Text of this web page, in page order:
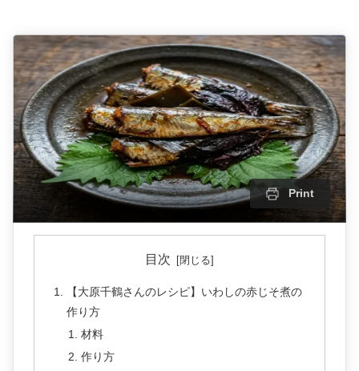
Print
目次
【大原千鶴さんのレシピ】いわしの赤じそ煮の
作り方
材料
作り方